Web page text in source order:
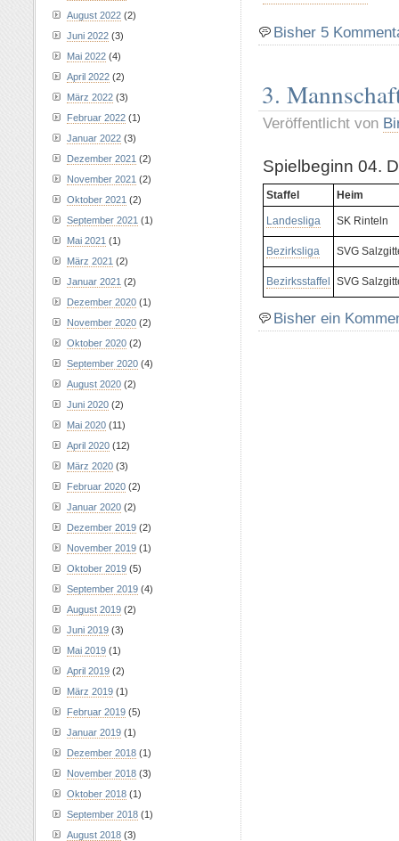
Bisher 5
3.
Veröffentlicht von
Spielbeginn 04.
Staffel Heim
Landesliga SK Rinteln
Bezirksliga SVG
Bezirksstaffel SVG
Bisher ein
August 2022 (2)
Juni 2022 (3)
Mai 2022 (4)
April 2022 (2)
März 2022 (3)
Februar 2022 (1)
Januar 2022 (3)
Dezember 2021 (2)
November 2021 (2)
Oktober 2021 (2)
September 2021 (1)
Mai 2021 (1)
März 2021 (2)
Januar 2021 (2)
Dezember 2020 (1)
November 2020 (2)
Oktober 2020 (2)
September 2020 (4)
August 2020 (2)
Juni 2020 (2)
Mai 2020 (11)
April 2020 (12)
März 2020 (3)
Februar 2020 (2)
Januar 2020 (2)
Dezember 2019 (2)
November 2019 (1)
Oktober 2019 (5)
September 2019 (4)
August 2019 (2)
Juni 2019 (3)
Mai 2019 (1)
April 2019 (2)
März 2019 (1)
Februar 2019 (5)
Januar 2019 (1)
Dezember 2018 (1)
November 2018 (3)
Oktober 2018 (1)
September 2018 (1)
August 2018 (3)